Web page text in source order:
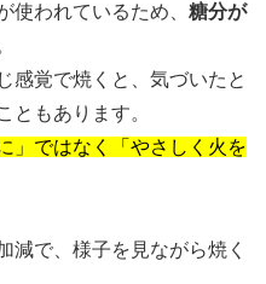
使われているため、 糖分が
感覚で焼くと、気づいたと
ともあります。
」ではなく「やさしく火を
減で、様子を見ながら焼く